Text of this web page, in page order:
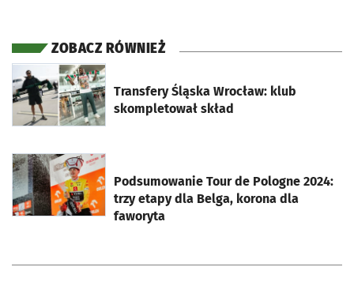
ZOBACZ RÓWNIEŻ
Transfery Śląska Wrocław: klub
skompletował skład
otworzy się w nowej karcie
Podsumowanie Tour de Pologne 2024:
trzy etapy dla Belga, korona dla
faworyta
otworzy się w nowej karcie